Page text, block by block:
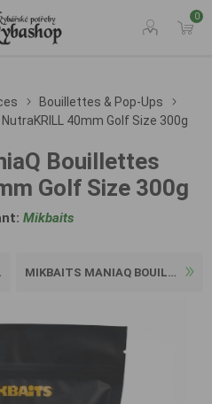
0
Bouillettes & Pop-Ups
40mm Golf Size 300g
Bouillettes
Golf Size 300g
Mikbaits
MIKBAITS MANIAQ BOUILLETTES...